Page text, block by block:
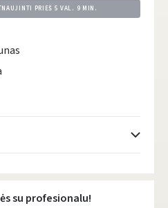
PRIEŠ 5 VAL. 9 MIN.
- 0.00 €
su profesionalu!